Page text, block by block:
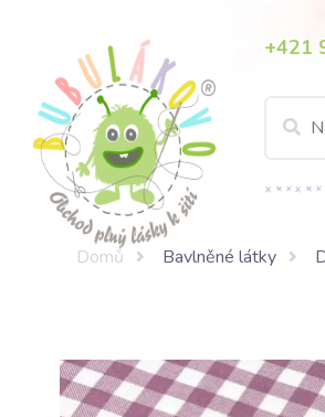
+421
Domů Bavlněné látky